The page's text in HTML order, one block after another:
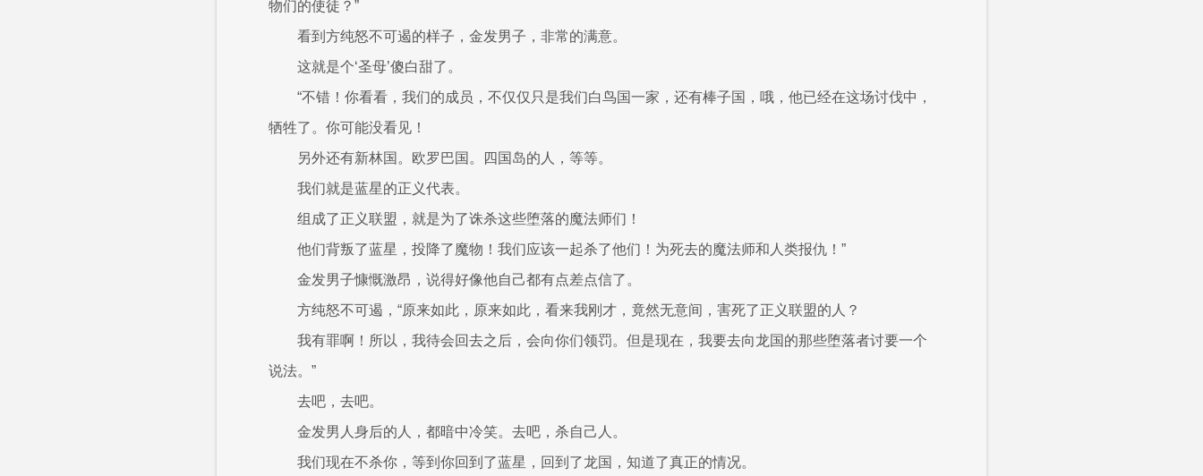
物们的使徒？”
看到方纯怒不可遏的样子，金发男子，非常的满意。
这就是个‘圣母’傻白甜了。
“不错！你看看，我们的成员，不仅仅只是我们白鸟国一家，还有棒子国，哦，他已经在这场讨伐中，
牺牲了。你可能没看见！
另外还有新林国。欧罗巴国。四国岛的人，等等。
我们就是蓝星的正义代表。
组成了正义联盟，就是为了诛杀这些堕落的魔法师们！
他们背叛了蓝星，投降了魔物！我们应该一起杀了他们！为死去的魔法师和人类报仇！”
金发男子慷慨激昂，说得好像他自己都有点差点信了。
方纯怒不可遏，“原来如此，原来如此，看来我刚才，竟然无意间，害死了正义联盟的人？
我有罪啊！所以，我待会回去之后，会向你们领罚。但是现在，我要去向龙国的那些堕落者讨要一个
说法。”
去吧，去吧。
金发男人身后的人，都暗中冷笑。去吧，杀自己人。
我们现在不杀你，等到你回到了蓝星，回到了龙国，知道了真正的情况。